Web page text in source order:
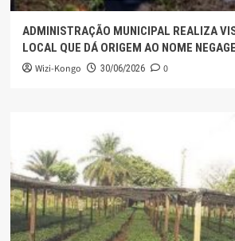
ADMINISTRAÇÃO MUNICIPAL REALIZA
LOCAL QUE DÁ ORIGEM AO NOME NEGAGE
Wizi-Kongo 30/06/2026 0